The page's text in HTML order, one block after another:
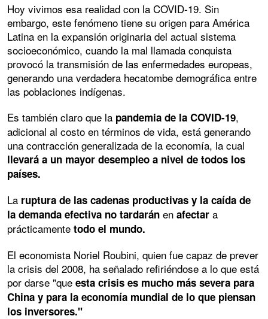
Hoy vivimos esa realidad con la COVID-19. Sin
embargo, este fenómeno tiene su origen para América
Latina en la expansión originaria del actual sistema
socioeconómico, cuando la mal llamada conquista
provocó la transmisión de las enfermedades europeas,
generando una verdadera hecatombe demográfica entre
las poblaciones indígenas.
Es también claro que la pandemia de la COVID-19,
adicional al costo en términos de vida, está generando
una contracción generalizada de la economía, la cual
llevará a un mayor desempleo a nivel de todos los
países.
La ruptura de las cadenas productivas y la caída de
la demanda efectiva no tardarán en afectar a
prácticamente todo el mundo.
El economista Noriel Roubini, quien fue capaz de prever
la crisis del 2008, ha señalado refiriéndose a lo que está
por darse "que esta crisis es mucho más severa para
China y para la economía mundial de lo que piensan
los inversores."